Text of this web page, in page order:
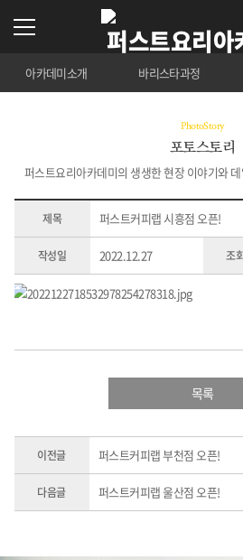
아카데미소개 바리스타과정
PhotoStory
포토스토리
퍼스트요리아카데미의 생생한 현장 이야기와
제목 퍼스트커피랩 시흥점 오픈!
작성일 2022.12.27 조
목록
이전글 퍼스트커피랩 부천점 오픈!
다음글 퍼스트커피랩 울산점 오픈!